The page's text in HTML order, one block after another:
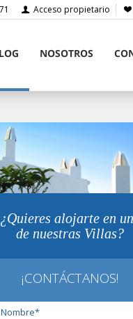
Acceso propietario
NOSOTROS
¿Quieres alojarte en
de nuestras Villas?
¡CONTÁCTANOS!